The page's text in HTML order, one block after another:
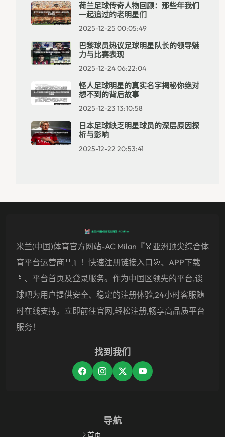
荷兰足球传奇人物回顾：那些年我们
一起追过的老明星们
2025-12-25 00:05:49
巴黎球员热议足球明星队长的领导魅
力与比赛表现
2025-12-24 06:22:04
怪人足球明星的真实名字揭秘你绝对
想不到的背后故事
2025-12-23 13:10:58
日本足球缺乏明星球员的深层原因探
析与影响
2025-12-22 20:53:41
米兰(中国)体育官方网站-AC Milan『🏅亚洲顶尖综合体
育平台运营商🏅』！快速注册链接入口🎯、APP下载
📱、平台首页及登录服务。作为中国区领先的平台,谈
球吧为用户提供安全、稳定的注册体验,24小时客服随
时在线支持。立即前往官网,轻松注册,畅享高品质平台
服务！
找到我们
导航
首页